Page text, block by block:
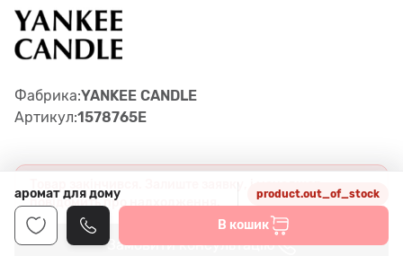
Фабрика:YANKEE CANDLE
Артикул:1578765Е
Товар закінчився. Залиште заявку, і менеджер
повідомить про надходження.
Замовити консультацію
аромат для дому product.out_of_stock
В кошик